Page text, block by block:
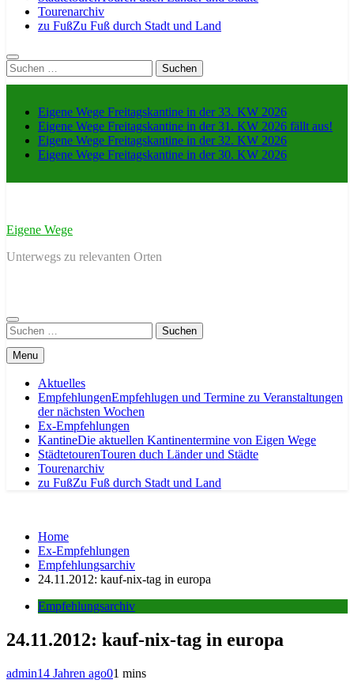
Tourenarchiv
zu FußZu Fuß durch Stadt und Land
Suche
nach:
Eigene Wege Freitagskantine in der 33. KW 2026
Eigene Wege Freitagskantine in der 31. KW 2026 fällt aus!
Eigene Wege Freitagskantine in der 32. KW 2026
Eigene Wege Freitagskantine in der 30. KW 2026
Eigene Wege
Unterwegs zu relevanten Orten
Suche
nach:
Menu
Aktuelles
EmpfehlungenEmpfehlugen und Termine zu Veranstaltungen
der nächsten Wochen
Ex-Empfehlungen
KantineDie aktuellen Kantinentermine von Eigen Wege
StädtetourenTouren duch Länder und Städte
Tourenarchiv
zu FußZu Fuß durch Stadt und Land
Home
Ex-Empfehlungen
Empfehlungsarchiv
24.11.2012: kauf-nix-tag in europa
Empfehlungsarchiv
24.11.2012: kauf-nix-tag in europa
admin14 Jahren ago01 mins